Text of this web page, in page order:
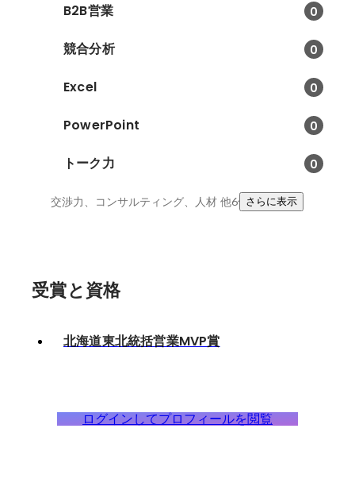
B2B営業 0
競合分析 0
Excel 0
PowerPoint 0
トーク力 0
交渉力、コンサルティング、人材 他6件さらに表示
受賞と資格
北海道東北統括営業MVP賞
ログインしてプロフィールを閲覧